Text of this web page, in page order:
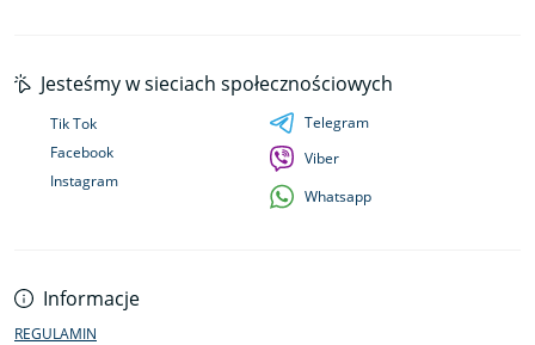
Informacje
REGULAMIN
Jesteśmy w sieciach społecznościowych
Tik Tok
Facebook
Instagram
Telegram
Viber
Whatsapp